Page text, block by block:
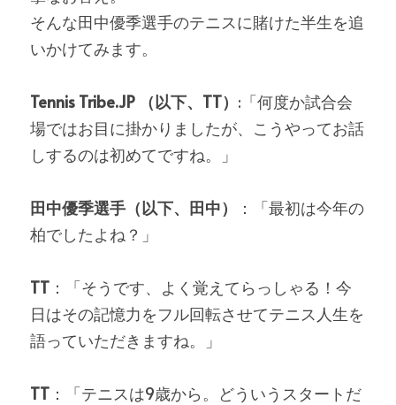
そんな田中優季選手のテニスに賭けた半生を追
いかけてみます。
Tennis Tribe.JP （以下、TT） :「何度か試合会
場ではお目に掛かりましたが、こうやってお話
しするのは初めてですね。」
田中優季選手（以下、田中）
：「最初は今年の
柏でしたよね？」
TT ：「そうです、よく覚えてらっしゃる！今
日はその記憶力をフル回転させてテニス人生を
語っていただきますね。」
TT ：「テニスは9歳から。どういうスタートだ